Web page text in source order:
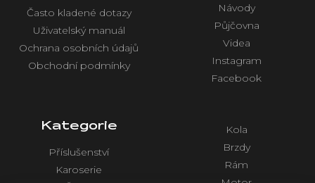
Často kladené dotazy
Uživatelský manuál
Ochrana osobních údajů
Obchodní podmínky
Návody
Půjčovna
Videa
Instagram
Facebook
Kategorie
Příslušenství
Karoserie
Kola
Brzdy
Rám